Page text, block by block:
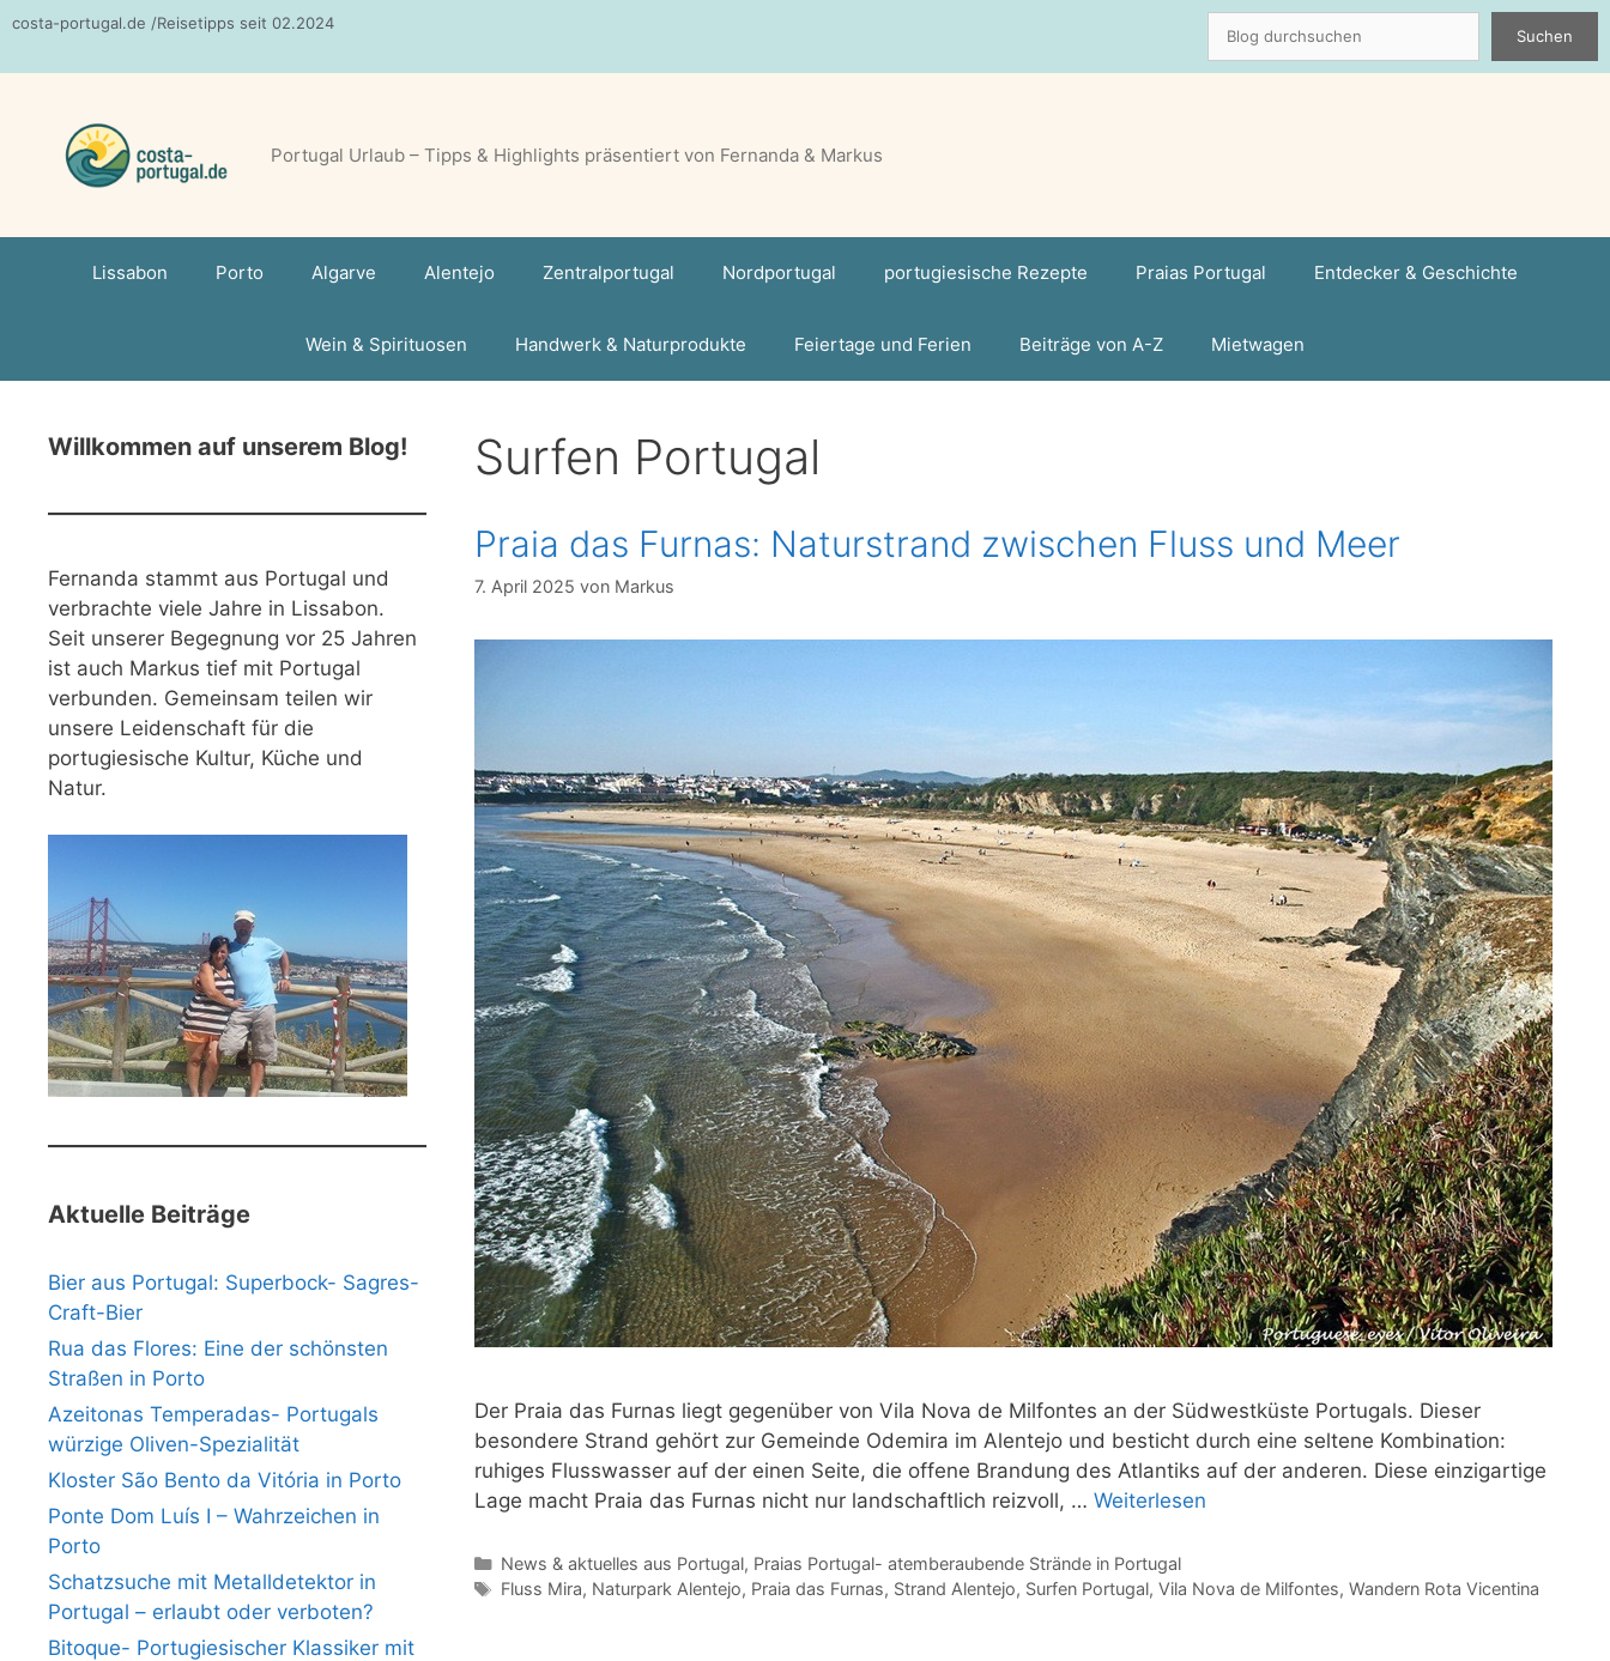
Zum
springen
costa-portugal.de /Reisetipps seit 02.2024
Suchen
Portugal Urlaub – Tipps & Highlights präsentiert von Fernanda & Markus
Lissabon Porto Algarve Alentejo Zentralportugal Nordportugal portugiesische Rezepte Praias Portugal Entdecker & Geschichte
Wein & Spirituosen Handwerk & Naturprodukte Feiertage und Ferien Beiträge von A-Z Mietwagen
Surfen Portugal
Praia das Furnas: Naturstrand zwischen Fluss und Meer
7. April 2025 von Markus
Der Praia das Furnas liegt gegenüber von Vila Nova de Milfontes an der Südwestküste Portugals. Dieser
besondere Strand gehört zur Gemeinde Odemira im Alentejo und besticht durch eine seltene Kombination:
ruhiges Flusswasser auf der einen Seite, die offene Brandung des Atlantiks auf der anderen. Diese einzigartige
Lage macht Praia das Furnas nicht nur landschaftlich reizvoll, … Weiterlesen
Kategorien
News & aktuelles aus Portugal, Praias Portugal- atemberaubende Strände in Portugal
Schlagwörter
Fluss Mira, Naturpark Alentejo, Praia das Furnas, Strand Alentejo, Surfen Portugal, Vila Nova de Milfontes, Wandern Rota Vicentina
Willkommen auf unserem Blog!
Fernanda stammt aus Portugal und
verbrachte viele Jahre in Lissabon.
Seit unserer Begegnung vor 25 Jahren
ist auch Markus tief mit Portugal
verbunden. Gemeinsam teilen wir
unsere Leidenschaft für die
portugiesische Kultur, Küche und
Natur.
Aktuelle Beiträge
Bier aus Portugal: Superbock- Sagres-
Craft-Bier
Rua das Flores: Eine der schönsten
Straßen in Porto
Azeitonas Temperadas- Portugals
würzige Oliven-Spezialität
Kloster São Bento da Vitória in Porto
Ponte Dom Luís I – Wahrzeichen in
Porto
Schatzsuche mit Metalldetektor in
Portugal – erlaubt oder verboten?
Bitoque- Portugiesischer Klassiker mit